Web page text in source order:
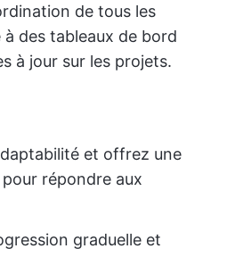
de tous les
des tableaux de bord
à jour sur les projets.
et offrez une
répondre aux
graduelle et